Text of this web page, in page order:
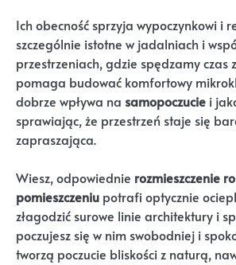
Ich obecność sprzyja wypoczynkowi i
szczególnie istotne w jadalniach i
przestrzeniach, gdzie spędzamy czas
pomaga budować komfortowy
dobrze wpływa na samopoczucie i
sprawiając, że przestrzeń staje się
zapraszająca.
Wiesz, odpowiednie rozmieszczenie
pomieszczeniu potrafi optycznie
złagodzić surowe linie architektury i
poczujesz się w nim swobodniej i
tworzą poczucie bliskości z naturą,